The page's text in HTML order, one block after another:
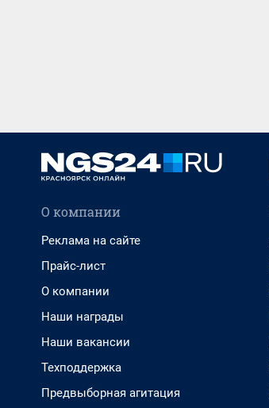
О компании
Реклама на сайте
Прайс-лист
О компании
Наши награды
Наши вакансии
Техподдержка
Предвыборная агитация